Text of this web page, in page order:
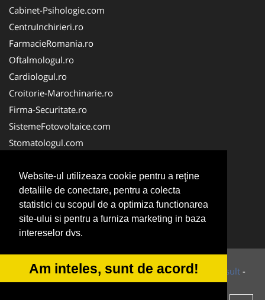
Website-ul utilizeaza cookie pentru a reţine
detaliile de conectare, pentru a colecta
statistici cu scopul de a optimiza functionarea
site-ului si pentru a furniza marketing in baza
intereselor dvs.
Am inteles, sunt de acord!
Cabinet-Psihologie.com
CentruInchirieri.ro
FarmacieRomania.ro
Oftalmologul.ro
Cardiologul.ro
Croitorie-Marochinarie.ro
Firma-Securitate.ro
SistemeFotovoltaice.com
Stomatologul.com
Birouri-Cadastru.ro
Cabinet-Individual.ro
CramaVinuri.ro
InstalatiiSolare.com
© 2014-2026 Powered byVilonMedia&Tokaido Consult -
ANPC SOL